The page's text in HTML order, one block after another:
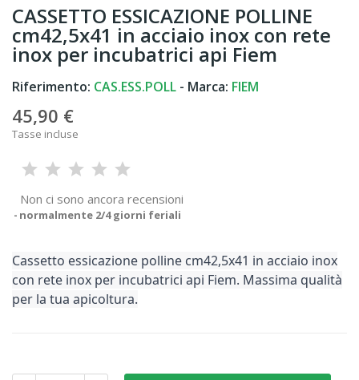
CASSETTO ESSICAZIONE POLLINE
cm42,5x41 in acciaio inox con rete
inox per incubatrici api Fiem
Riferimento: CAS.ESS.POLL - Marca: FIEM
45,90 €
Tasse incluse
Non ci sono ancora recensioni
normalmente 2/4 giorni feriali
Cassetto essicazione polline cm42,5x41 in acciaio inox
con rete inox per incubatrici api Fiem. Massima qualità
per la tua apicoltura.